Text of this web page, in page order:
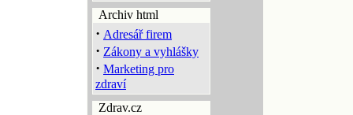
Archiv html
· Adresář firem
· Zákony a vyhlášky
· Marketing pro
zdraví
Zdrav.cz